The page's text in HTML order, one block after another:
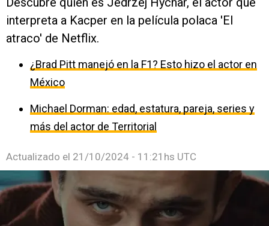
interpreta a Kacper en la película polaca 'El
atraco' de Netflix.
¿Brad Pitt manejó en la F1? Esto hizo el actor en
México
Michael Dorman: edad, estatura, pareja, series y
más del actor de Territorial
Actualizado el 21/10/2024 - 11:21hs UTC